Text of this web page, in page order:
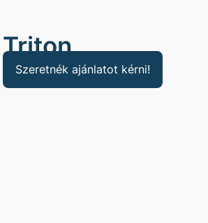
Triton
Szeretnék ajánlatot kérni!